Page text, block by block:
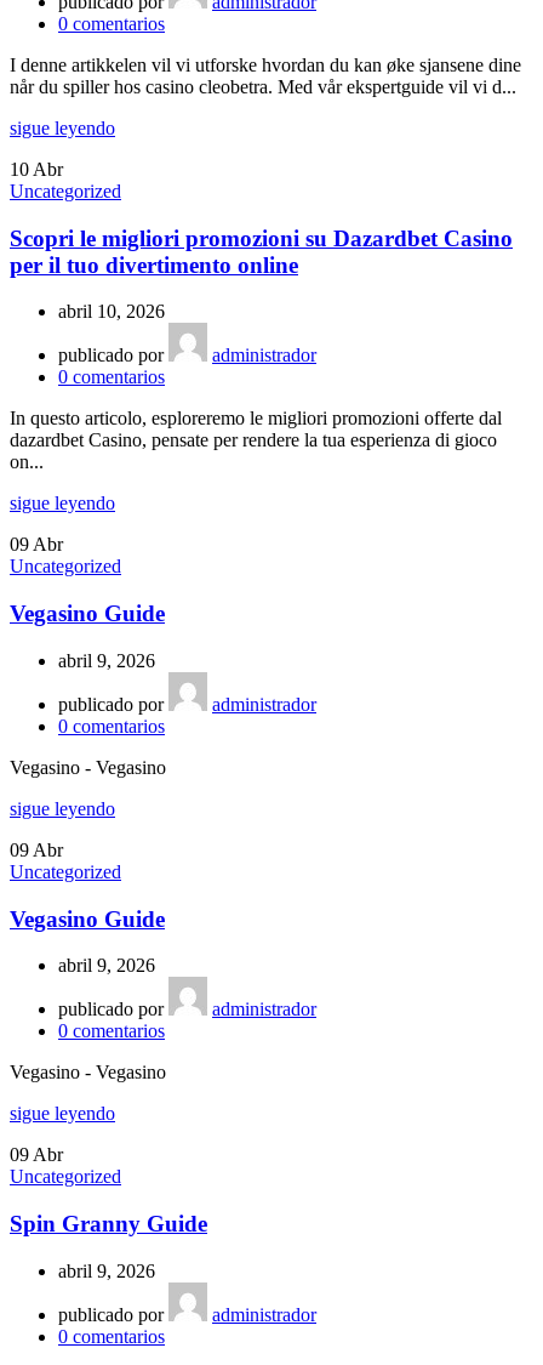
0 comentarios
I denne artikkelen vil vi utforske hvordan du kan øke sjansene dine
når du spiller hos casino cleobetra. Med vår ekspertguide vil vi d...
sigue leyendo
10 Abr
Uncategorized
Scopri le migliori promozioni su Dazardbet Casino
per il tuo divertimento online
abril 10, 2026
publicado por
administrador
0 comentarios
In questo articolo, esploreremo le migliori promozioni offerte dal
dazardbet Casino, pensate per rendere la tua esperienza di gioco
on...
sigue leyendo
09 Abr
Uncategorized
Vegasino Guide
abril 9, 2026
publicado por
administrador
0 comentarios
Vegasino - Vegasino
sigue leyendo
09 Abr
Uncategorized
Vegasino Guide
abril 9, 2026
publicado por
administrador
0 comentarios
Vegasino - Vegasino
sigue leyendo
09 Abr
Uncategorized
Spin Granny Guide
abril 9, 2026
publicado por
administrador
0 comentarios